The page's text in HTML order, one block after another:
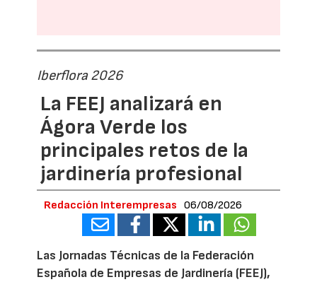
Iberflora 2026
La FEEJ analizará en
Ágora Verde los
principales retos de la
jardinería profesional
Redacción Interempresas 06/08/2026
Las Jornadas Técnicas de la Federación
Española de Empresas de Jardinería (FEEJ),